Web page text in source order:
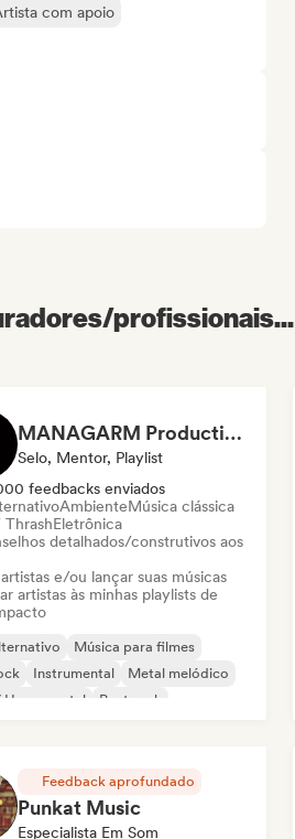
com apoio
profissionais...
MANAGARM Productions
Selo, Mentor, Playlist
feedbacks enviados
AmbienteMúsica clássica
Eletrônica
detalhados/construtivos aos
e/ou lançar suas músicas
artistas às minhas playlists de
Música para filmes
Instrumental
Metal melódico
Heavy metal
Post rock
Feedback aprofundado
Punkat Music
Especialista Em Som